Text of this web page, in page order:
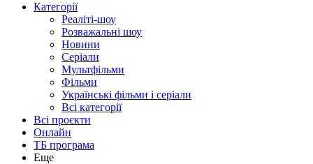
Категорії
Реаліті-шоу
Розважальні шоу
Новини
Серіали
Мультфільми
Фільми
Українські фільми і серіали
Всі категорії
Всі проєкти
Онлайн
ТБ програма
Еще